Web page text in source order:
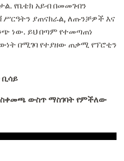
የቤቴክ አይብ በመመገብን
ሥርዓትን ያጠናክራል, ለጡንቻዎች እና
ነው. ይህ በጣም የተመጣጠነ
በሚገባ የተያዘው ጠቃሚ የፕሮቲን
ውስጥ ማስገባት የምችለው